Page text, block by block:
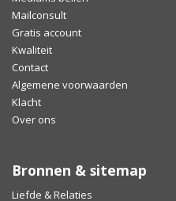
Mailconsult
Gratis account
Kwaliteit
Contact
Algemene voorwaarden
Klacht
Over ons
Bronnen & sitemap
Liefde & Relaties